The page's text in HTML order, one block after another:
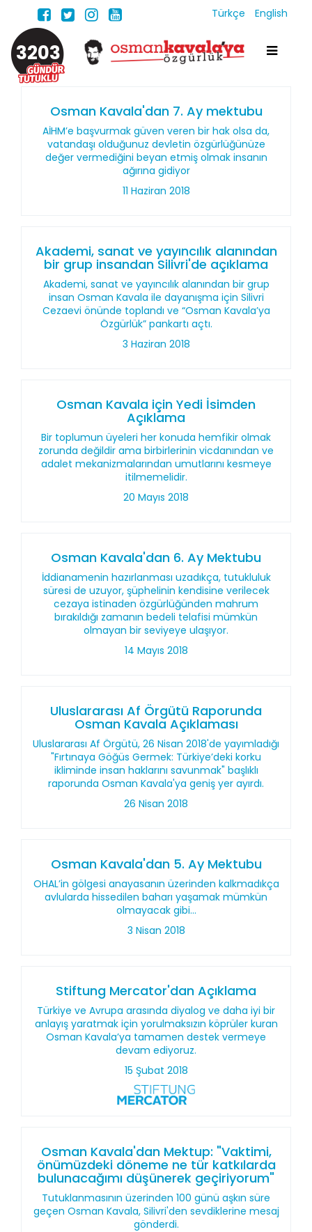
Türkçe English
3203
Osman Kavala'dan 7. Ay mektubu
AİHM’e başvurmak güven veren bir hak olsa da,
vatandaşı olduğunuz devletin özgürlüğünüze
değer vermediğini beyan etmiş olmak insanın
ağırına gidiyor
11 Haziran 2018
Akademi, sanat ve yayıncılık alanından
bir grup insandan Silivri'de açıklama
Akademi, sanat ve yayıncılık alanından bir grup
insan Osman Kavala ile dayanışma için Silivri
Cezaevi önünde toplandı ve “Osman Kavala’ya
Özgürlük” pankartı açtı.
3 Haziran 2018
Osman Kavala için Yedi İsimden
Açıklama
Bir toplumun üyeleri her konuda hemfikir olmak
zorunda değildir ama birbirlerinin vicdanından ve
adalet mekanizmalarından umutlarını kesmeye
itilmemelidir.
20 Mayıs 2018
Osman Kavala'dan 6. Ay Mektubu
İddianamenin hazırlanması uzadıkça, tutukluluk
süresi de uzuyor, şüphelinin kendisine verilecek
cezaya istinaden özgürlüğünden mahrum
bırakıldığı zamanın bedeli telafisi mümkün
olmayan bir seviyeye ulaşıyor.
14 Mayıs 2018
Uluslararası Af Örgütü Raporunda
Osman Kavala Açıklaması
Uluslararası Af Örgütü, 26 Nisan 2018'de yayımladığı
"Fırtınaya Göğüs Germek: Türkiye’deki korku
ikliminde insan haklarını savunmak" başlıklı
raporunda Osman Kavala'ya geniş yer ayırdı.
26 Nisan 2018
Osman Kavala'dan 5. Ay Mektubu
OHAL’in gölgesi anayasanın üzerinden kalkmadıkça
avlularda hissedilen baharı yaşamak mümkün
olmayacak gibi...
3 Nisan 2018
Stiftung Mercator'dan Açıklama
Türkiye ve Avrupa arasında diyalog ve daha iyi bir
anlayış yaratmak için yorulmaksızın köprüler kuran
Osman Kavala’ya tamamen destek vermeye
devam ediyoruz.
15 Şubat 2018
Osman Kavala'dan Mektup: "Vaktimi,
önümüzdeki döneme ne tür katkılarda
bulunacağımı düşünerek geçiriyorum"
Tutuklanmasının üzerinden 100 günü aşkın süre
geçen Osman Kavala, Silivri'den sevdiklerine mesaj
gönderdi.